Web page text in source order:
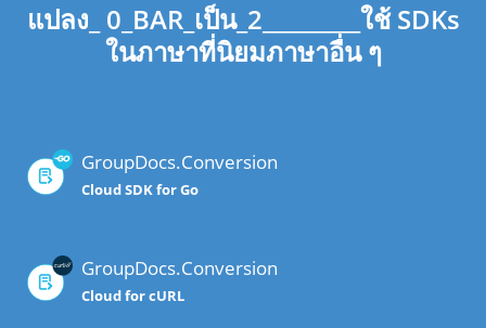
แปลง_ 0_BAR_เป็น_2_________ใช้ SDKs
ในภาษาที่นิยมภาษาอื่น ๆ
GroupDocs.Conversion
Cloud SDK for Go
GroupDocs.Conversion
Cloud for cURL